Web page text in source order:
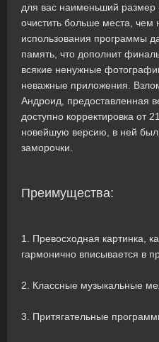
для вас наименьший
очистить больше места,
использования программы
память, что дополнит
всякие ненужные
неважные приложения.
Андроид, предоставленная
доступно корректировка от
новейшую версию, в ней
заморочки.
Преимущества:
1. Превосходная картинка,
гармонично вписывается в
2. Классные музыкальные
3. Притягательные